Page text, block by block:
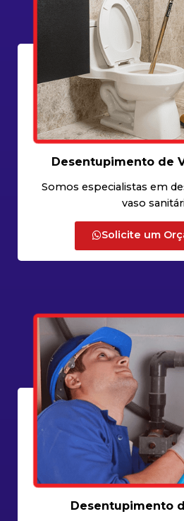
Desentupimento de
Somos especialistas em
vaso
Solicite um
Desentupimento